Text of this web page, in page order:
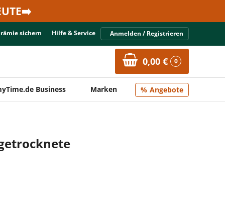
sichern Hilfe & Service Anmelden / Registrieren
0,00 € 0
Business Marken Angebote